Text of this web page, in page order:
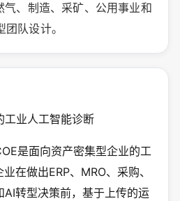
气、制造、采矿、公用事业和
队设计。
工业人工智能诊断
是面向资产密集型企业的工
在做出ERP、MRO、采购、
AI转型决策前，基于上传的运